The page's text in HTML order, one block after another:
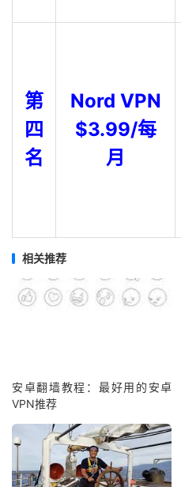
第
四
名
Nord VPN
$3.99/每
月
相关推荐
安卓翻墙教程：最好用的安卓
VPN推荐